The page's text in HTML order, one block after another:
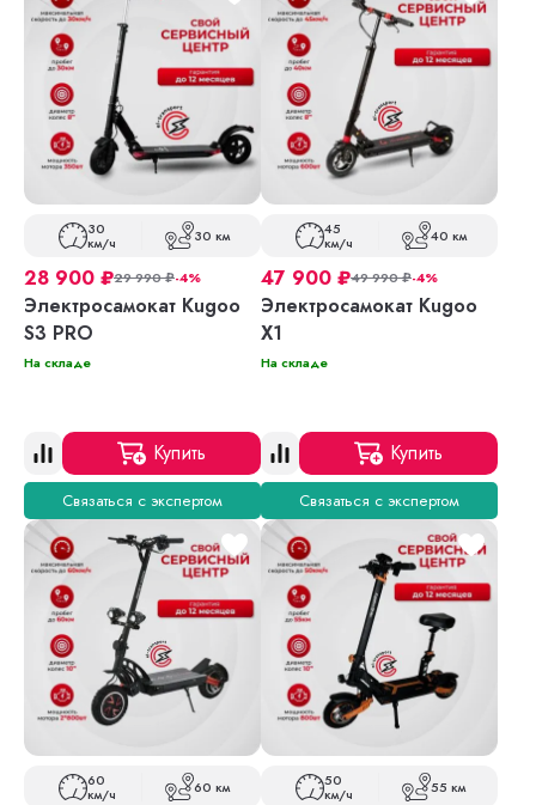
30
км/ч 30 км
28 900 ₽29 990₽-4%
Электросамокат Kugoo
S3 PRO
На складе
Купить
Связаться с экспертом
45
км/ч 40 км
47 900 ₽49 990₽-4%
Электросамокат Kugoo
X1
На складе
Купить
Связаться с экспертом
60
км/ч 60 км 50
км/ч 55 км